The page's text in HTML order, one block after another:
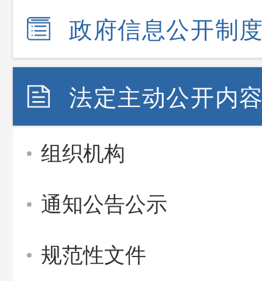
政府信息公开制
法定主动公开内
组织机构
通知公告公示
规范性文件